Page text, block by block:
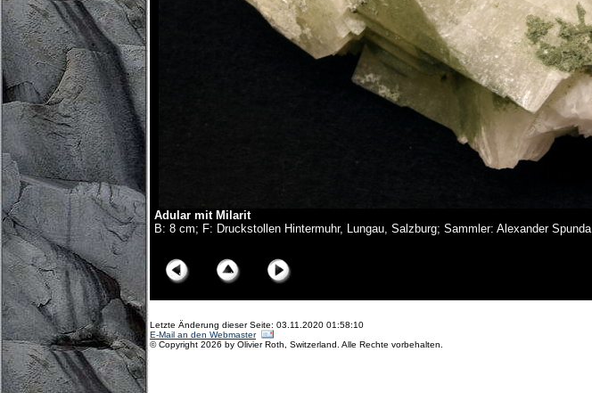
Adular mit Milarit
B: 8 cm; F: Druckstollen Hintermuhr, Lungau, Salzburg; Sammler: Alexander Spunda
Letzte Änderung dieser Seite: 03.11.2020 01:58:10
E-Mail an den Webmaster
© Copyright 2026 by Olivier Roth, Switzerland. Alle Rechte vorbehalten.